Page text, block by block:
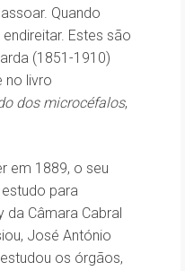
Quando
Estes são
(1851-1910)
no livro
dos microcéfalos,
em 1889, o seu
para
Câmara Cabral
José António
os órgãos,